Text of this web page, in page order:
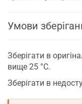
Умови
Зберігати в
вище 25 °C.
Зберігати в